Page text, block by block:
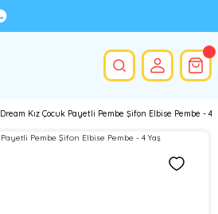
Dream Kız Çocuk Payetli Pembe Şifon Elbise Pembe - 4